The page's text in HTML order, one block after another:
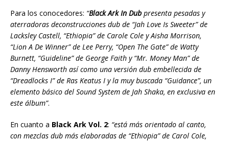
e
a
u
d
i
o
d
e
a
u
d
i
o
o
r
d
e
a
u
d
i
o
Para los conocedores: “Black Ark In Dub presenta pesadas y
aterradoras deconstrucciones dub de “Jah Love Is Sweeter” de
Lacksley Castell, “Ethiopia” de Carole Cole y Aisha Morrison,
“Lion A De Winner” de Lee Perry, “Open The Gate” de Watty
Burnett, “Guideline” de George Faith y “Mr. Money Man” de
Danny Hensworth así como una versión dub embellecida de
“Dreadlocks I” de Ras Keatus I y la muy buscada “Guidance”, un
elemento básico del Sound System de Jah Shaka, en exclusiva en
este álbum”.
En cuanto a Black Ark Vol. 2: “está más orientado al canto,
con mezclas dub más elaboradas de “Ethiopia” de Carol Cole,